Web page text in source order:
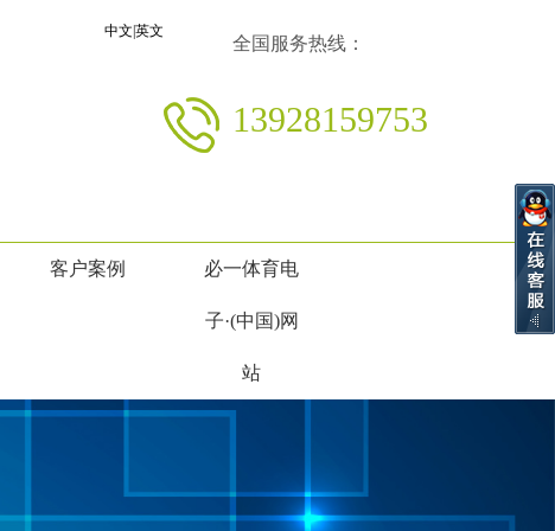
全国服务热线：
13928159753
中文 英文
客户案例 必一体育电
子·(中国)网
站